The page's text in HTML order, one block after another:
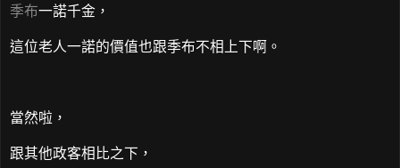
季布一諾千金，
這位老人一諾的價值也跟季布不相上下啊。
當然啦，
跟其他政客相比之下，